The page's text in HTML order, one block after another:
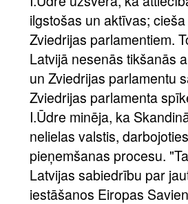
ilgstošas un aktīvas;
Zviedrijas parlamentiem.
Latvijā nesenās tikšanās
un Zviedrijas parlamentu
Zviedrijas parlamenta
I.Ūdre minēja, ka
nelielas valstis,
pieņemšanas procesu.
Latvijas sabiedrību par
iestāšanos Eiropas